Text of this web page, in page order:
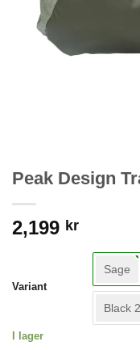
Peak Design
2,199 kr
Variant
Sage
Black 2
I lager